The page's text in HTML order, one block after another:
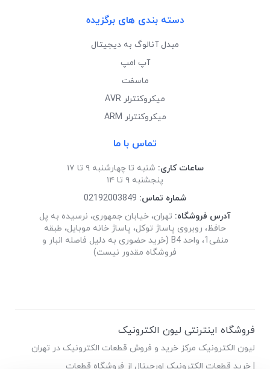
دسته بندی های برگزیده
مبدل آنالوگ به دیجیتال
آپ امپ
ماسفت
میکروکنترلر AVR
میکروکنترلر ARM
تماس با ما
ساعات کاری: شنبه تا چهارشنبه ۹ تا ۱۷
پنجشنبه ۹ تا ۱۴
شماره تماس: 02192003849
آدرس فروشگاه: تهران، خیابان جمهوری، نرسیده به پل
حافظ، روبروی پاساژ توکل، پاساژ خانه موبایل، طبقه
منفی1، واحد B4 (خرید حضوری به دلیل فاصله انبار و
فروشگاه مقدور نیست)
فروشگاه اینترنتی لیون الکترونیک
لیون الکترونیک مرکز خرید و فروش قطعات الکترونیک در تهران
| خرید قطعات الکترونیک اورجینال از فروشگاه قطعات